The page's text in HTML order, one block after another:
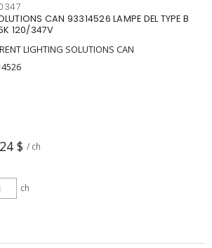
CAN 93314526 LAMPE DEL TYPE B
120/347V
LIGHTING SOLUTIONS CAN
$ / ch
ch